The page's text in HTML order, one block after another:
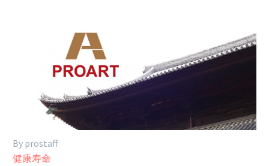
By prostaff
健康寿命